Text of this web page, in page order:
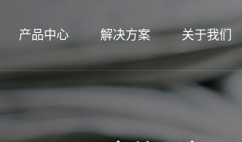
产品中心 解决方案 关于我们